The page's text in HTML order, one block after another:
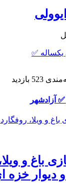
✅
523 بازدید
آزادشهر
باغ و
دیوار خزه